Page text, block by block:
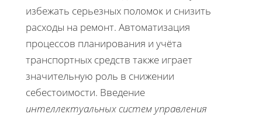
избежать серьезных поломок и снизить
расходы на ремонт. Автоматизация
процессов планирования и учёта
транспортных средств также играет
значительную роль в снижении
себестоимости. Введение
интеллектуальных систем управления